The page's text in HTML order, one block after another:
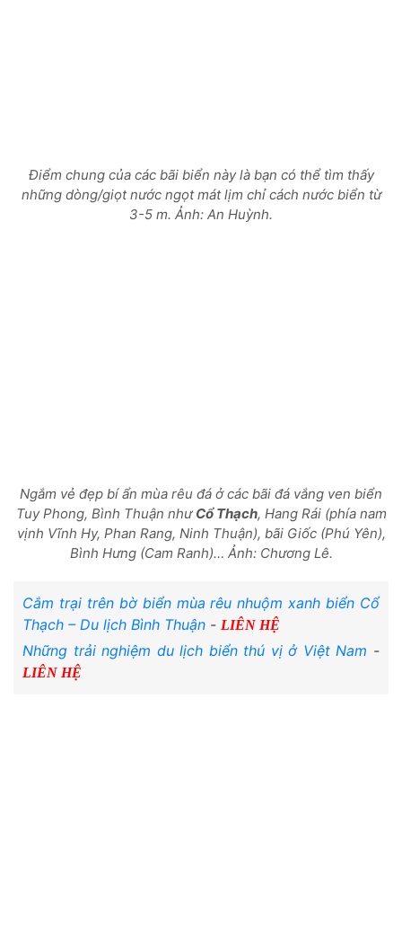
Điểm chung của các bãi biển này là bạn có thể tìm thấy
những dòng/giọt nước ngọt mát lịm chỉ cách nước biển từ
3-5 m. Ảnh: An Huỳnh.
Ngắm vẻ đẹp bí ẩn mùa rêu đá ở các bãi đá vắng ven biển
Tuy Phong, Bình Thuận nhưCổ Thạch, Hang Rái (phía nam
vịnh Vĩnh Hy, Phan Rang, Ninh Thuận), bãi Giốc (Phú Yên),
Bình Hưng (Cam Ranh)… Ảnh: Chương Lê.
Cắm trại trên bờ biển mùa rêu nhuộm xanh biển Cổ
Thạch – Du lịch Bình Thuận - LIÊN HỆ
Những trải nghiệm du lịch biển thú vị ở Việt Nam -
LIÊN HỆ